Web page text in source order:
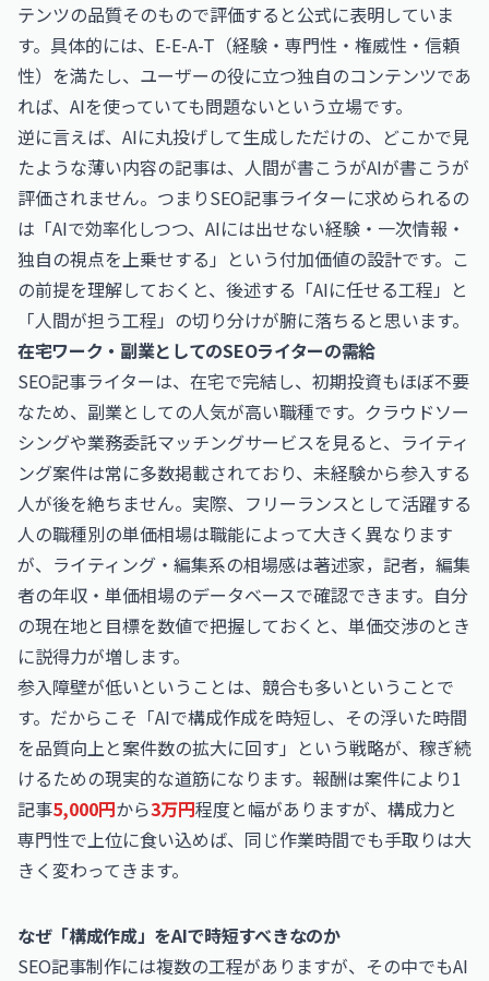
テンツの品質そのもので評価すると公式に表明していま
す。具体的には、E-E-A-T（経験・専門性・権威性・信頼
性）を満たし、ユーザーの役に立つ独自のコンテンツであ
れば、AIを使っていても問題ないという立場です。
逆に言えば、AIに丸投げして生成しただけの、どこかで見
たような薄い内容の記事は、人間が書こうがAIが書こうが
評価されません。つまりSEO記事ライターに求められるの
は「AIで効率化しつつ、AIには出せない経験・一次情報・
独自の視点を上乗せする」という付加価値の設計です。こ
の前提を理解しておくと、後述する「AIに任せる工程」と
「人間が担う工程」の切り分けが腑に落ちると思います。
在宅ワーク・副業としてのSEOライターの需給
SEO記事ライターは、在宅で完結し、初期投資もほぼ不要
なため、副業としての人気が高い職種です。クラウドソー
シングや業務委託マッチングサービスを見ると、ライティ
ング案件は常に多数掲載されており、未経験から参入する
人が後を絶ちません。実際、フリーランスとして活躍する
人の職種別の単価相場は職能によって大きく異なります
が、ライティング・編集系の相場感は著述家，記者，編集
者の年収・単価相場のデータベースで確認できます。自分
の現在地と目標を数値で把握しておくと、単価交渉のとき
に説得力が増します。
参入障壁が低いということは、競合も多いということで
す。だからこそ「AIで構成作成を時短し、その浮いた時間
を品質向上と案件数の拡大に回す」という戦略が、稼ぎ続
けるための現実的な道筋になります。報酬は案件により1
記事5,000円から3万円程度と幅がありますが、構成力と
専門性で上位に食い込めば、同じ作業時間でも手取りは大
きく変わってきます。
なぜ「構成作成」をAIで時短すべきなのか
SEO記事制作には複数の工程がありますが、その中でもAI